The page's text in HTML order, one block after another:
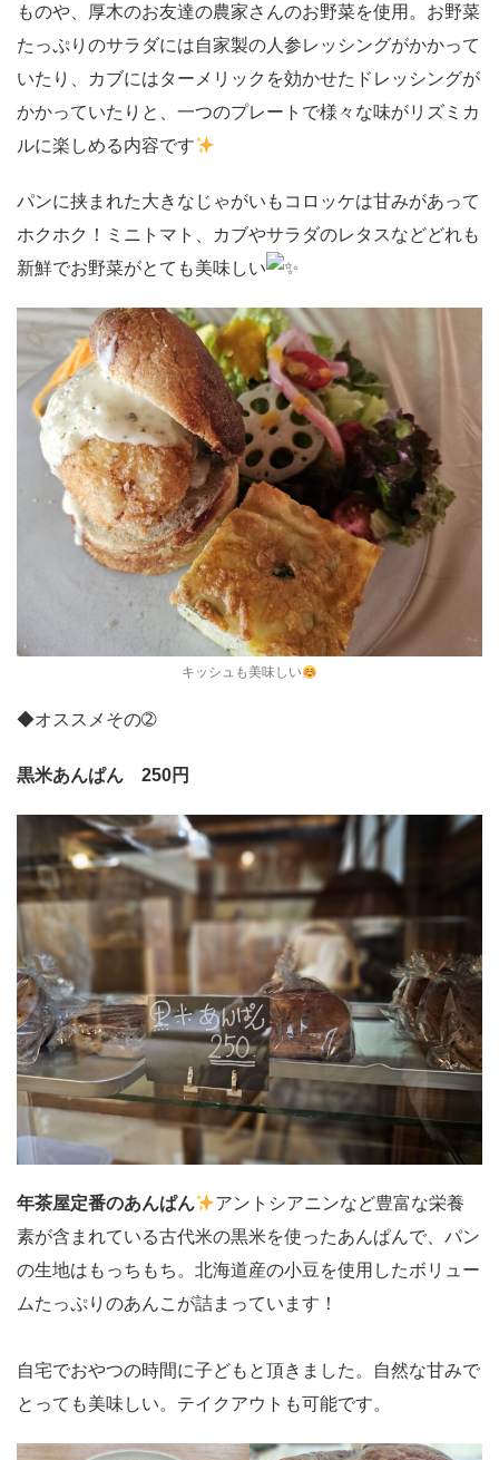
ものや、厚木のお友達の農家さんのお野菜を使用。お野菜
たっぷりのサラダには自家製の人参レッシングがかかって
いたり、カブにはターメリックを効かせたドレッシングが
かかっていたりと、一つのプレートで様々な味がリズミカ
ルに楽しめる内容です
パンに挟まれた大きなじゃがいもコロッケは甘みがあって
ホクホク！ミニトマト、カブやサラダのレタスなどどれも
新鮮でお野菜がとても美味しい
キッシュも美味しい
◆オススメその➁
黒米あんぱん 250円
年茶屋定番のあんぱん
アントシアニンなど豊富な栄養
素が含まれている古代米の黒米を使ったあんぱんで、パン
の生地はもっちもち。北海道産の小豆を使用したボリュー
ムたっぷりのあんこが詰まっています！
自宅でおやつの時間に子どもと頂きました。自然な甘みで
とっても美味しい。テイクアウトも可能です。